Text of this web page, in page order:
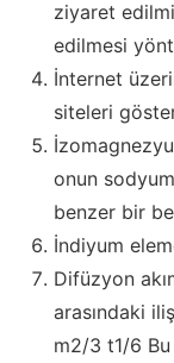
ziyaret
edilmesi
İnternet
siteleri
onun
benzer bir
İndiyum
Difüzyon
arasındaki
m2/3 t1/6